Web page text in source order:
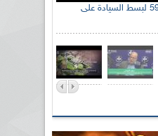
الإذاعة الجزائرية تحي الذكرى 59 لبسط السيادة على